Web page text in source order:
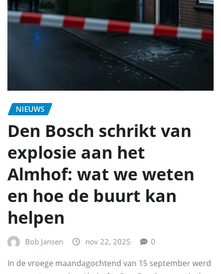
NIEUWS
Den Bosch schrikt van
explosie aan het
Almhof: wat we weten
en hoe de buurt kan
helpen
Bob Jansen nov 22, 2025 0
In de vroege maandagochtend van 15 september werd